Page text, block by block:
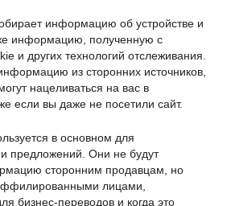
информацию об устройстве и
информацию, полученную с
и других технологий отслеживания.
из сторонних источников,
нацеливаться на вас в
если вы даже не посетили сайт.
в основном для
предложений. Они не будут
сторонним продавцам, но
лицами,
бизнес-переводов и когда это